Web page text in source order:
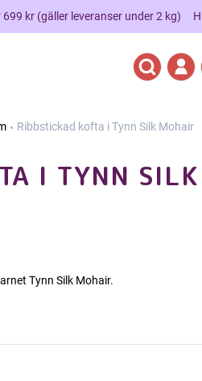
699 kr (gäller leveranser under 2 kg)
Ribbstickad kofta i Tynn Silk Mohair
I TYNN SILK
Tynn Silk Mohair.